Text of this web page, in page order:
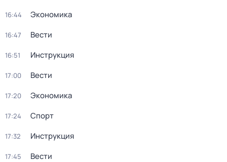
16:44 Экономика
16:47 Вести
16:51 Инструкция
17:00 Вести
17:20 Экономика
17:24 Спорт
17:32 Инструкция
17:45 Вести